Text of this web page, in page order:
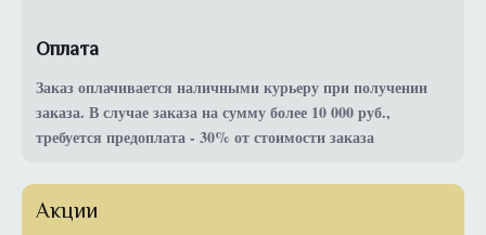
Оплата
Заказ оплачивается наличными курьеру при получении
заказа. В случае заказа на сумму более 10 000 руб.,
требуется предоплата - 30% от стоимости заказа
Акции